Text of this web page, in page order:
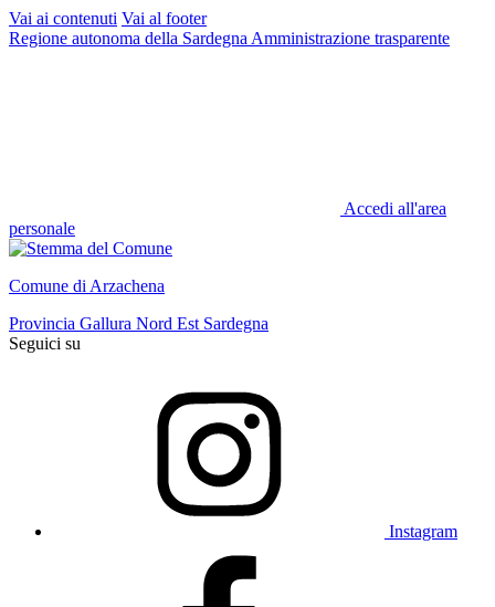
Vai ai contenuti Vai al footer
Regione autonoma della Sardegna Amministrazione trasparente
Accedi all'area
personale
Comune di Arzachena
Provincia Gallura Nord Est Sardegna
Seguici su
Instagram